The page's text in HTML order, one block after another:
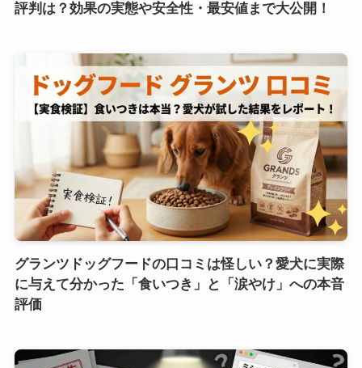
評判は？効果の実態や安全性・最安値まで大公開！
グランツドッグフードの口コミは怪しい？愛犬に実際
に与えて分かった「食いつき」と「涙やけ」への本音
評価